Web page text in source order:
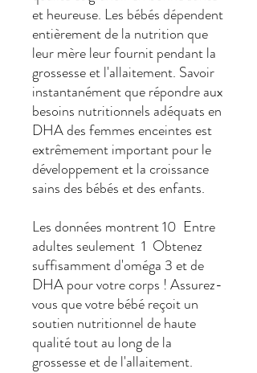
et heureuse. Les bébés dépendent
entièrement de la nutrition que
leur mère leur fournit pendant la
grossesse et l'allaitement. Savoir
instantanément que répondre aux
besoins nutritionnels adéquats en
DHA des femmes enceintes est
extrêmement important pour le
développement et la croissance
sains des bébés et des enfants.
Les données montrent 10 Entre
adultes seulement 1 Obtenez
suffisamment d'oméga 3 et de
DHA pour votre corps ! Assurez-
vous que votre bébé reçoit un
soutien nutritionnel de haute
qualité tout au long de la
grossesse et de l'allaitement.